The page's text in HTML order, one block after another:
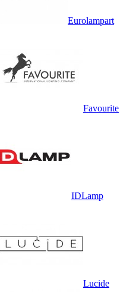
Eurolampart
Favourite
IDLamp
Lucide